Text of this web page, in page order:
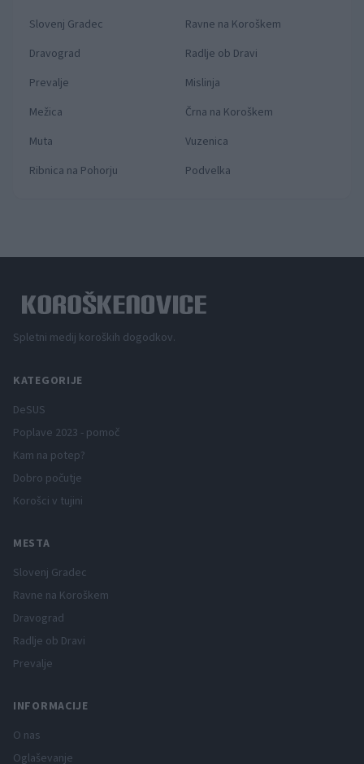
Slovenj Gradec
Ravne na Koroškem
Dravograd
Radlje ob Dravi
Prevalje
Mislinja
Mežica
Črna na Koroškem
Muta
Vuzenica
Ribnica na Pohorju
Podvelka
Spletni medij koroških dogodkov.
KATEGORIJE
DeSUS
Poplave 2023 - pomoč
Kam na potep?
Dobro počutje
Korošci v tujini
MESTA
Slovenj Gradec
Ravne na Koroškem
Dravograd
Radlje ob Dravi
Prevalje
INFORMACIJE
O nas
Oglaševanje